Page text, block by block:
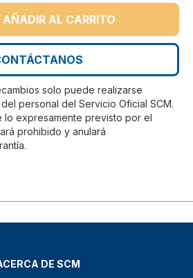
AÑADIR AL CARRITO
solo puede realizarse
personal del Servicio Oficial SCM.
lo expresamente previsto por el
prohibido y anulará
DE SCM